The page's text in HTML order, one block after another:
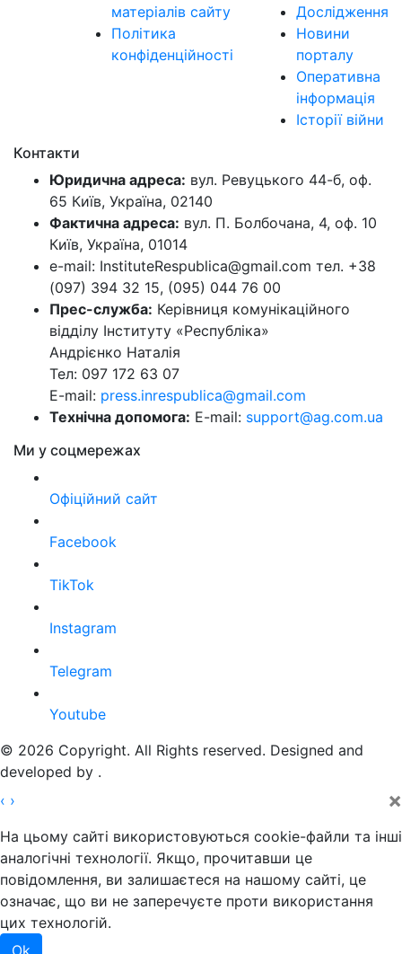
матеріалів сайту
Політика
конфіденційності
Дослідження
Новини
порталу
Оперативна
інформація
Історії війни
Контакти
Юридична адреса: вул. Ревуцького 44-б, оф.
65 Київ, Україна, 02140
Фактична адреса: вул. П. Болбочана, 4, оф. 10
Київ, Україна, 01014
e-mail: InstituteRespublica@gmail.com тел. +38
(097) 394 32 15, (095) 044 76 00
Прес-служба: Керівниця комунікаційного
відділу Інституту «Республіка»
Андрієнко Наталія
Тел: 097 172 63 07
E-mail: press.inrespublica@gmail.com
Технічна допомога: E-mail: support@ag.com.ua
Ми у соцмережах
Офіційний сайт
Facebook
TikTok
Instagram
Telegram
Youtube
© 2026 Copyright. All Rights reserved. Designed and
developed by .
‹ › ×
На цьому сайті використовуються cookie-файли та інші
аналогічні технології. Якщо, прочитавши це
повідомлення, ви залишаєтеся на нашому сайті, це
означає, що ви не заперечуєте проти використання
цих технологій.
Ok